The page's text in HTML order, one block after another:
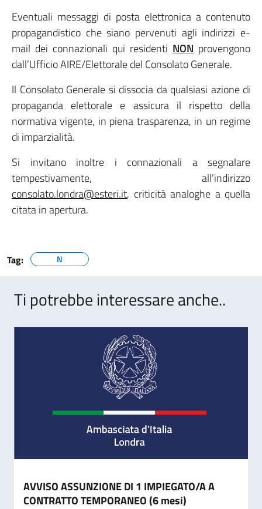
Eventuali messaggi di posta elettronica a contenuto
propagandistico che siano pervenuti agli indirizzi e-
mail dei connazionali qui residenti NON provengono
dall’Ufficio AIRE/Elettorale del Consolato Generale.
Il Consolato Generale si dissocia da qualsiasi azione di
propaganda elettorale e assicura il rispetto della
normativa vigente, in piena trasparenza, in un regime
di imparzialità.
Si invitano inoltre i connazionali a segnalare
tempestivamente, all’indirizzo
consolato.londra@esteri.it, criticità analoghe a quella
citata in apertura.
Tag: N
Ti potrebbe interessare anche..
AVVISO ASSUNZIONE DI 1 IMPIEGATO/A A
CONTRATTO TEMPORANEO (6 mesi)